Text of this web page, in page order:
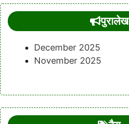
पुरालेख
December 2025
November 2025